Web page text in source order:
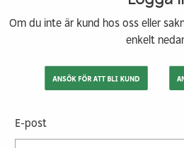
Om du inte är kund hos oss eller
enkelt
E-post